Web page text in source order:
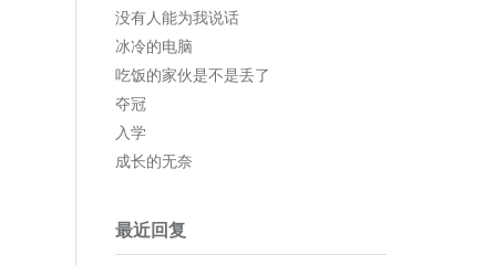
没有人能为我说话
冰冷的电脑
吃饭的家伙是不是丢了
夺冠
入学
成长的无奈
最近回复